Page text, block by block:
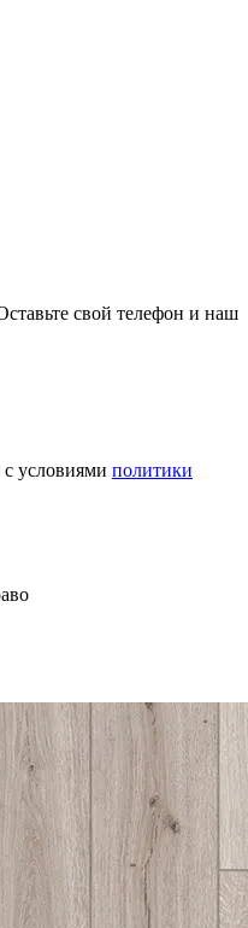
свой телефон и наш
условиями политики